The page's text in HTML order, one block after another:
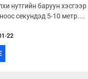
нутгийн баруун хэсгээр
секундэд 5-10 метр....
22